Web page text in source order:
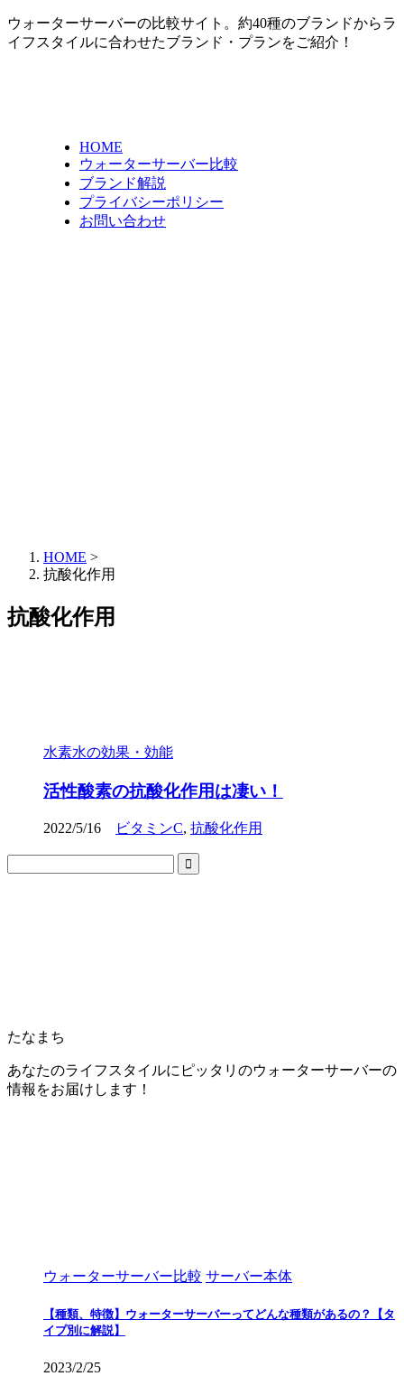
ウォーターサーバーの比較サイト。約40種のブランドからラ
イフスタイルに合わせたブランド・プランをご紹介！
HOME
ウォーターサーバー比較
ブランド解説
プライバシーポリシー
お問い合わせ
HOME >
抗酸化作用
抗酸化作用
水素水の効果・効能
活性酸素の抗酸化作用は凄い！
2022/5/16 ビタミンC, 抗酸化作用
たなまち
あなたのライフスタイルにピッタリのウォーターサーバーの
情報をお届けします！
ウォーターサーバー比較 サーバー本体
【種類、特徴】ウォーターサーバーってどんな種類があるの？【タ
イプ別に解説】
2023/2/25